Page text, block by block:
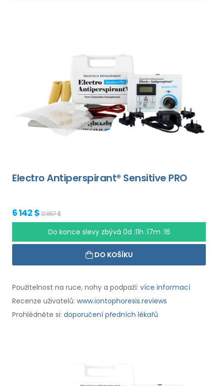
Electro Antiperspirant® Sensitive PRO
6 142 $12 857 $
Do konce slevy zbývá 0d :11h :17m :15
DO KOŠÍKU
Použitelnost na ruce, nohy a podpaží: více informací
Recenze uživatelů: www.iontophoresis.reviews
Prohlédněte si: doporučení předních lékařů